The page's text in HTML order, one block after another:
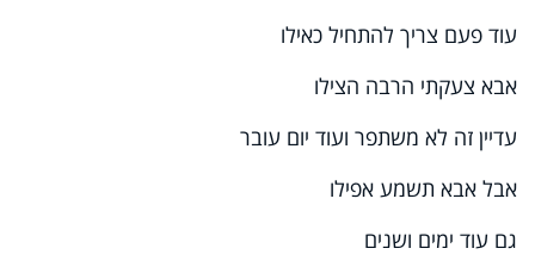
עוד פעם צריך להתחיל כאילו
אבא צעקתי הרבה הצילו
עדיין זה לא משתפר ועוד יום עובר
אבל אבא תשמע אפילו
גם עוד ימים ושנים